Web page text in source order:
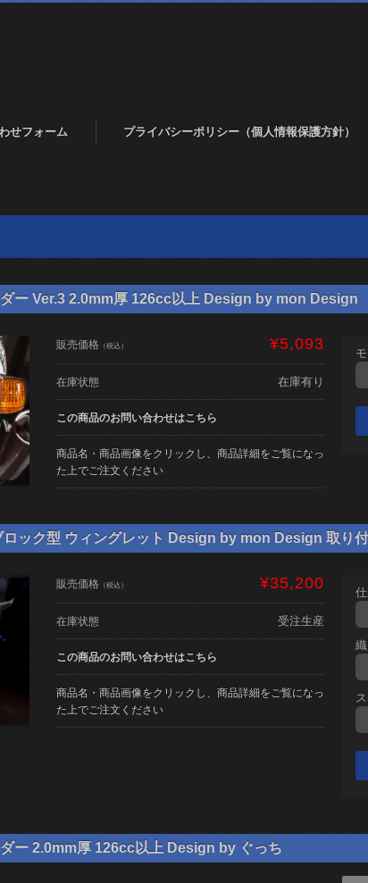
せフォーム プライバシーポリシー（個人情報保護方針）
ダー Ver.3 2.0mm厚 126cc以上 Design by mon Design
販売価格 （税込） ¥5,093
在庫状態 在庫有り
この商品のお問い合わせはこちら
商品名・商品画像をクリックし、商品詳細をご覧になっ
た上でご注文ください
ロック型 ウィングレット Design by mon Design 取り
販売価格 （税込） ¥35,200
在庫状態 受注生産
この商品のお問い合わせはこちら
商品名・商品画像をクリックし、商品詳細をご覧になっ
た上でご注文ください
ー 2.0mm厚 126cc以上 Design by ぐっち